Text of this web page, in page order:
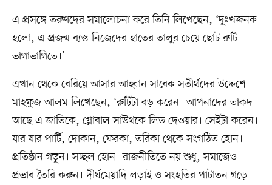
এ প্রসঙ্গে তরুণদের সমালোচনা করে তিনি লিখেছেন, ‘দুঃখজনক
হলো, এ প্রজন্ম ব্যস্ত নিজেদের হাতের তালুর চেয়ে ছোট রুটি
ভাগাভাগিতে।’
এখান থেকে বেরিয়ে আসার আহ্বান সাবেক সতীর্থদের উদ্দেশে
মাহফুজ আলম লিখেছেন, ‘রুটিটা বড় করেন। আপনাদের তাকদ
আছে এ জাতিকে, গ্লোবাল সাউথকে লিড দেওয়ার। সেইটা করেন।
যার যার পার্টি, দোকান, ফেরকা, তরিকা থেকে সংগঠিত হোন।
প্রতিষ্ঠান গড়ুন। সচ্ছল হোন। রাজনীতিতে নয় শুধু, সমাজেও
প্রভাব তৈরি করুন। দীর্ঘমেয়াদি লড়াই ও সংহতির পাটাতন গড়ে